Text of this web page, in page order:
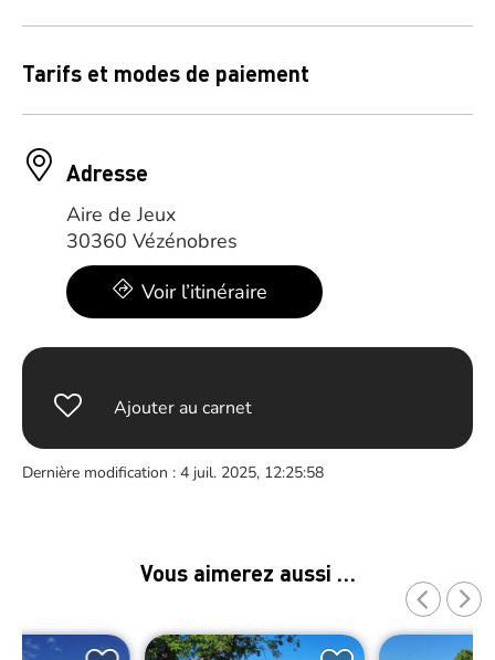
Tarifs et modes de paiement
Adresse
Aire de Jeux
30360 Vézénobres
Voir l’itinéraire
Ajouter au carnet
Dernière modification : 4 juil. 2025, 12:25:58
Vous aimerez aussi …